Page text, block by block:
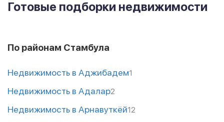
Готовые подборки недвижимости
По районам Стамбула
Недвижимость в Аджибадем1
Недвижимость в Адалар2
Недвижимость в Арнавуткёй12